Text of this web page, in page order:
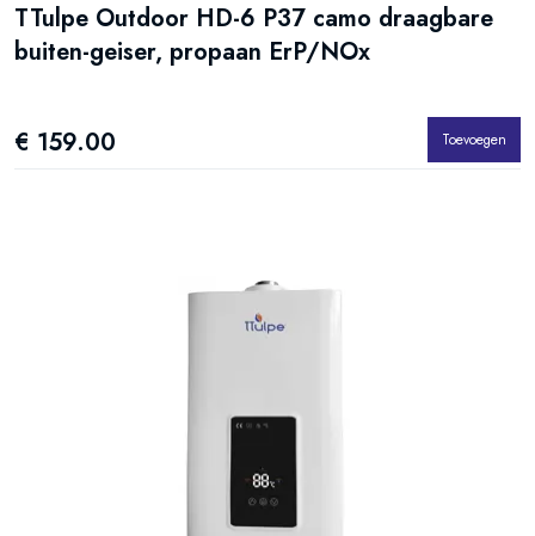
TTulpe Outdoor HD-6 P37 camo draagbare
buiten-geiser, propaan ErP/NOx
€ 159.00 Toevoegen